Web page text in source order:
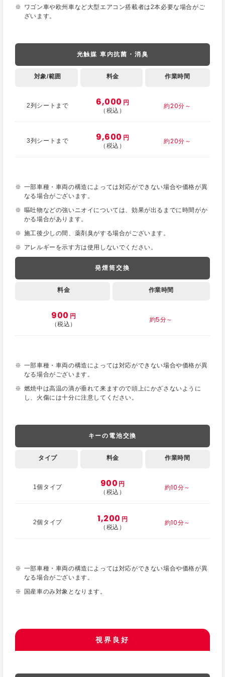
ワゴン車や欧州車など大型エアコン搭載者は2本必要な場合がご
ざいます。
光触媒 車内抗菌・消臭
対象/範囲 料金 作業時間
2列シートまで 6,000 円
（税込）
約20分～
3列シートまで 9,600 円
（税込）
約20分～
一部車種・車両の構造によっては対応ができない場合や価格が異
なる場合がございます。
嘔吐物などの強いニオイについては、効果が出るまでに時間がか
かる場合があります。
施工後少しの間、薬剤臭がする場合がございます。
アレルギーを示す方は使用しないでください。
発煙筒交換
料金 作業時間
900 円
（税込）
約5分～
一部車種・車両の構造によっては対応ができない場合や価格が異
なる場合がございます。
燃焼中は高温の滴が垂れて来ますので頭上にかざさないように
し、火傷には十分に注意してください。
キーの電池交換
タイプ 料金 作業時間
1個タイプ 900 円
（税込）
約10分～
2個タイプ 1,200 円
（税込）
約10分～
一部車種・車両の構造によっては対応ができない場合や価格が異
なる場合がございます。
国産車のみ対象となります。
視界良好